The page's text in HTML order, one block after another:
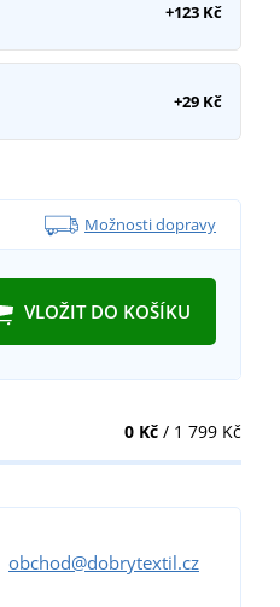
+123 Kč
+29 Kč
Možnosti dopravy
VLOŽIT DO KOŠÍKU
0 Kč/ 1 799 Kč
obchod@dobrytextil.cz